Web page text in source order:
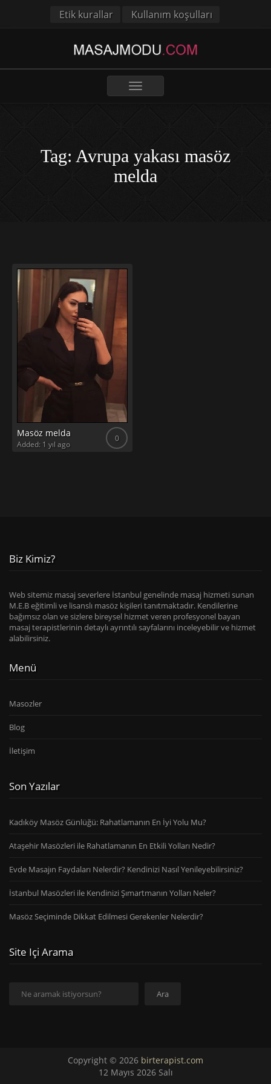
Etik kurallar Kullanım koşulları
Toggle
navigation
Tag: Avrupa yakası masöz
melda
Masöz melda 0
Added: 1 yıl ago
Biz Kimiz?
Web sitemiz masaj severlere İstanbul genelinde masaj hizmeti sunan
M.E.B eğitimli ve lisanslı masöz kişileri tanıtmaktadır. Kendilerine
bağımsız olan ve sizlere bireysel hizmet veren profesyonel bayan
masaj terapistlerinin detaylı ayrıntılı sayfalarını inceleyebilir ve hizmet
alabilirsiniz.
Menü
Masozler
Blog
İletişim
Son Yazılar
Kadıköy Masöz Günlüğü: Rahatlamanın En İyi Yolu Mu?
Ataşehir Masözleri ile Rahatlamanın En Etkili Yolları Nedir?
Evde Masajın Faydaları Nelerdir? Kendinizi Nasıl Yenileyebilirsiniz?
İstanbul Masözleri ile Kendinizi Şımartmanın Yolları Neler?
Masöz Seçiminde Dikkat Edilmesi Gerekenler Nelerdir?
Site Içi Arama
Ara
Copyright © 2026 birterapist.com
12 Mayıs 2026 Salı